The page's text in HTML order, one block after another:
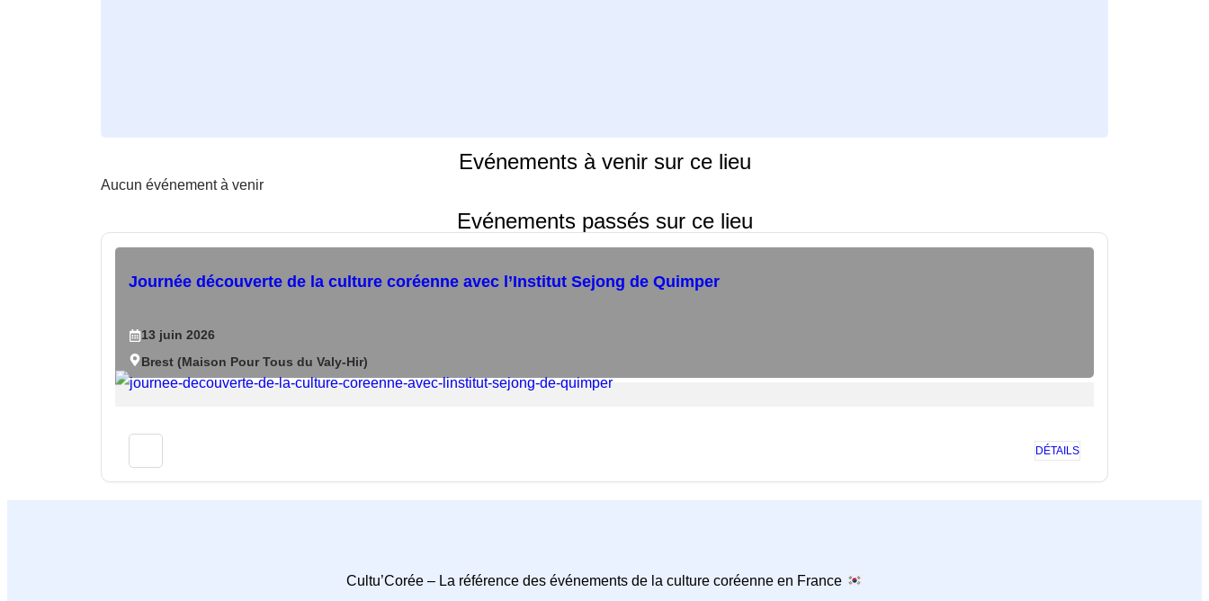
Evénements à venir sur ce lieu
Aucun événement à venir
Evénements passés sur ce lieu
Journée découverte de la culture coréenne avec l’Institut Sejong de Quimper
13 juin 2026
Brest (Maison Pour Tous du Valy-Hir)
DÉTAILS
Cultu’Corée – La référence des événements de la culture coréenne en France